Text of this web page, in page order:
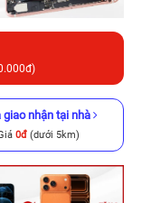
giao nhận tại nhà
0đ (dưới 5km)